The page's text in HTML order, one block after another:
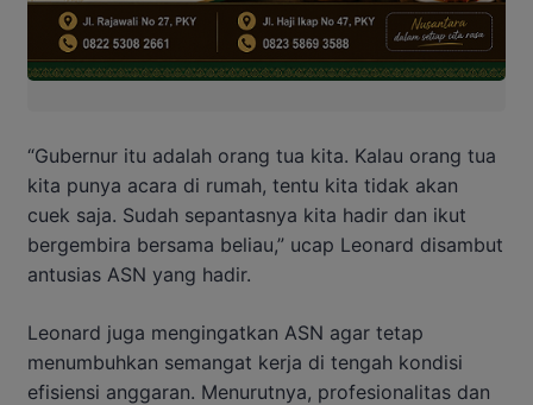
“Gubernur itu adalah orang tua kita. Kalau orang tua
kita punya acara di rumah, tentu kita tidak akan
cuek saja. Sudah sepantasnya kita hadir dan ikut
bergembira bersama beliau,” ucap Leonard disambut
antusias ASN yang hadir.
Leonard juga mengingatkan ASN agar tetap
menumbuhkan semangat kerja di tengah kondisi
efisiensi anggaran. Menurutnya, profesionalitas dan